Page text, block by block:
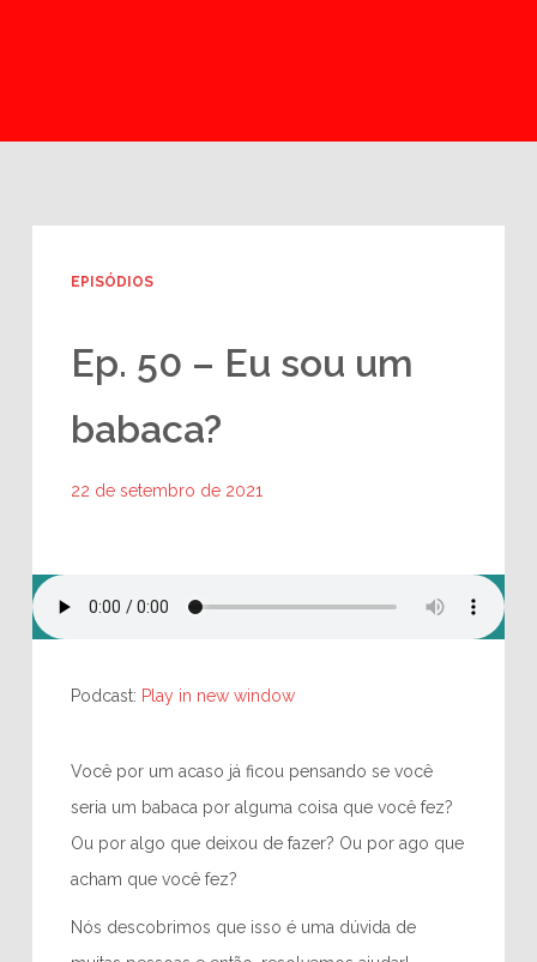
EPISÓDIOS
Ep. 50 – Eu sou um
babaca?
22 de setembro de 2021
Podcast: Play in new window
Você por um acaso já ficou pensando se você
seria um babaca por alguma coisa que você fez?
Ou por algo que deixou de fazer? Ou por ago que
acham que você fez?
Nós descobrimos que isso é uma dúvida de